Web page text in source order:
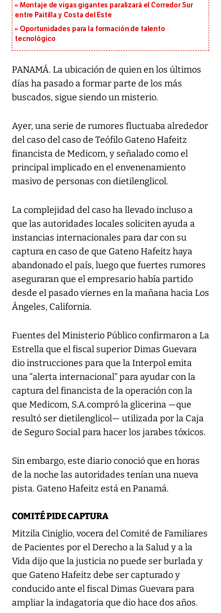
Montaje de vigas gigantes paralizará el Corredor Sur
entre Paitilla y Costa del Este
Oportunidades para la formación de talento
tecnológico
PANAMÁ. La ubicación de quien en los últimos
días ha pasado a formar parte de los más
buscados, sigue siendo un misterio.
Ayer, una serie de rumores fluctuaba alrededor
del caso del caso de Teófilo Gateno Hafeitz
financista de Medicom, y señalado como el
principal implicado en el envenenamiento
masivo de personas con dietilenglicol.
La complejidad del caso ha llevado incluso a
que las autoridades locales soliciten ayuda a
instancias internacionales para dar con su
captura en caso de que Gateno Hafeitz haya
abandonado el país, luego que fuertes rumores
aseguraran que el empresario había partido
desde el pasado viernes en la mañana hacia Los
Ángeles, California.
Fuentes del Ministerio Público confirmaron a La
Estrella que el fiscal superior Dimas Guevara
dio instrucciones para que la Interpol emita
una “alerta internacional” para ayudar con la
captura del financista de la operación con la
que Medicom, S.A.compró la glicerina —que
resultó ser dietilenglicol— utilizada por la Caja
de Seguro Social para hacer los jarabes tóxicos.
Sin embargo, este diario conoció que en horas
de la noche las autoridades tenían una nueva
pista. Gateno Hafeitz está en Panamá.
COMITÉ PIDE CAPTURA
Mitzila Ciniglio, vocera del Comité de Familiares
de Pacientes por el Derecho a la Salud y a la
Vida dijo que la justicia no puede ser burlada y
que Gateno Hafeitz debe ser capturado y
conducido ante el fiscal Dimas Guevara para
ampliar la indagatoria que dio hace dos años.